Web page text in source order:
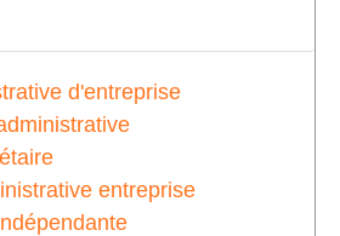
d'entreprise
entreprise